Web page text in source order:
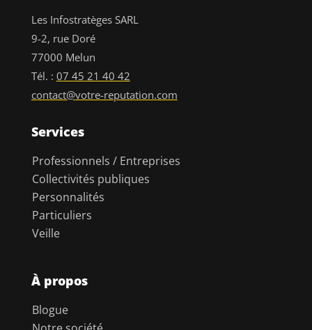
Les Infostratèges SARL
9-2, rue Doré
77000 Melun
Tél. : 07 45 21 40 42
contact@votre-reputation.com
Services
Professionnels / Entreprises
Collectivités publiques
Personnalités
Particuliers
Veille
À propos
Blogue